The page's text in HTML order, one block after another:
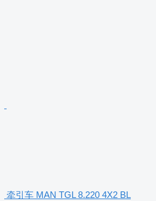
牵引车 MAN TGL 8.220 4X2 BL